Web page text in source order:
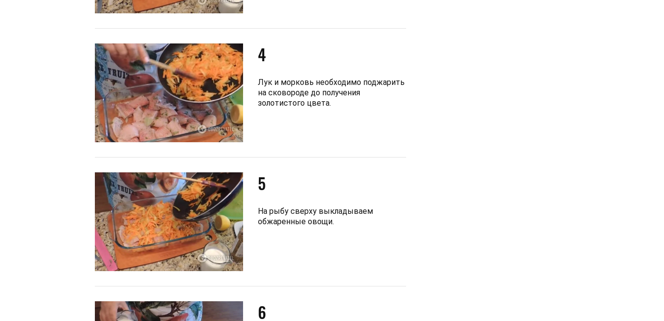
4
Лук и морковь необходимо поджарить
на сковороде до получения
золотистого цвета.
5
На рыбу сверху выкладываем
обжаренные овощи.
6